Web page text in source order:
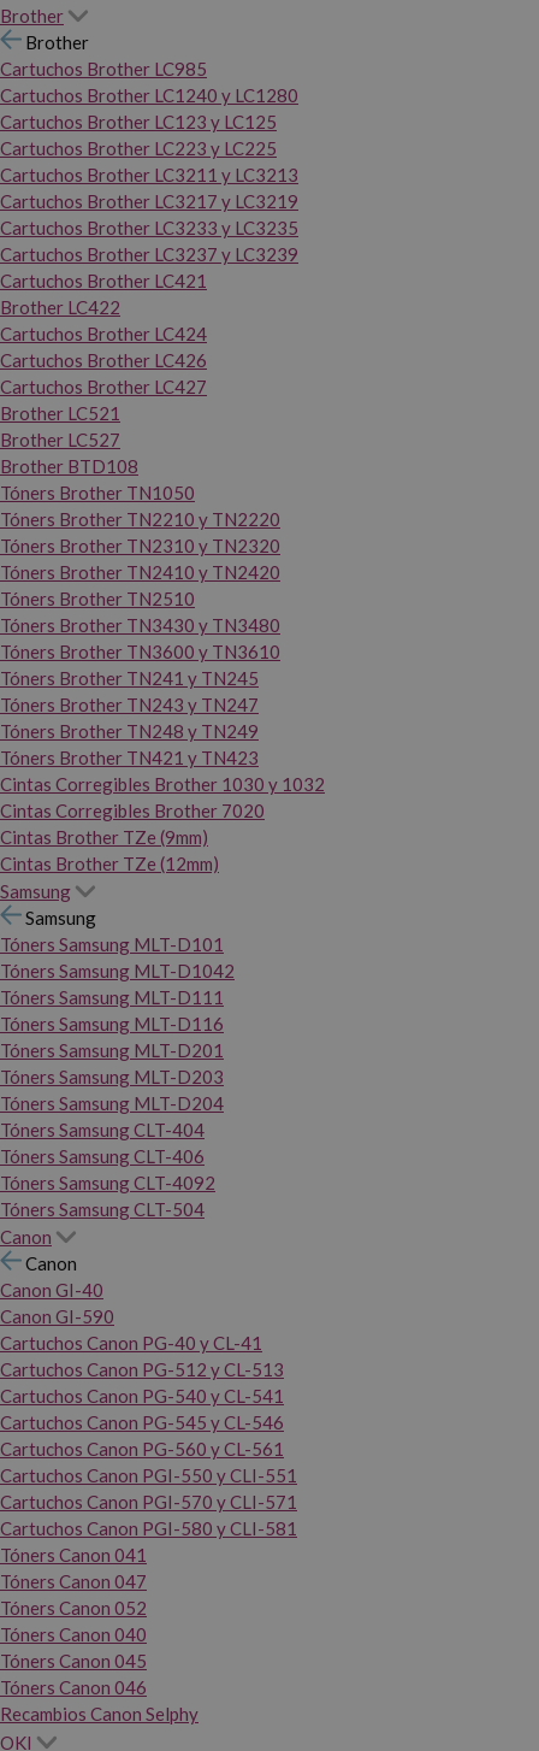
Brother
Brother
Cartuchos Brother LC985
Cartuchos Brother LC1240 y LC1280
Cartuchos Brother LC123 y LC125
Cartuchos Brother LC223 y LC225
Cartuchos Brother LC3211 y LC3213
Cartuchos Brother LC3217 y LC3219
Cartuchos Brother LC3233 y LC3235
Cartuchos Brother LC3237 y LC3239
Cartuchos Brother LC421
Brother LC422
Cartuchos Brother LC424
Cartuchos Brother LC426
Cartuchos Brother LC427
Brother LC521
Brother LC527
Brother BTD108
Tóners Brother TN1050
Tóners Brother TN2210 y TN2220
Tóners Brother TN2310 y TN2320
Tóners Brother TN2410 y TN2420
Tóners Brother TN2510
Tóners Brother TN3430 y TN3480
Tóners Brother TN3600 y TN3610
Tóners Brother TN241 y TN245
Tóners Brother TN243 y TN247
Tóners Brother TN248 y TN249
Tóners Brother TN421 y TN423
Cintas Corregibles Brother 1030 y 1032
Cintas Corregibles Brother 7020
Cintas Brother TZe (9mm)
Cintas Brother TZe (12mm)
Samsung
Samsung
Tóners Samsung MLT-D101
Tóners Samsung MLT-D1042
Tóners Samsung MLT-D111
Tóners Samsung MLT-D116
Tóners Samsung MLT-D201
Tóners Samsung MLT-D203
Tóners Samsung MLT-D204
Tóners Samsung CLT-404
Tóners Samsung CLT-406
Tóners Samsung CLT-4092
Tóners Samsung CLT-504
Canon
Canon
Canon GI-40
Canon GI-590
Cartuchos Canon PG-40 y CL-41
Cartuchos Canon PG-512 y CL-513
Cartuchos Canon PG-540 y CL-541
Cartuchos Canon PG-545 y CL-546
Cartuchos Canon PG-560 y CL-561
Cartuchos Canon PGI-550 y CLI-551
Cartuchos Canon PGI-570 y CLI-571
Cartuchos Canon PGI-580 y CLI-581
Tóners Canon 041
Tóners Canon 047
Tóners Canon 052
Tóners Canon 040
Tóners Canon 045
Tóners Canon 046
Recambios Canon Selphy
OKI